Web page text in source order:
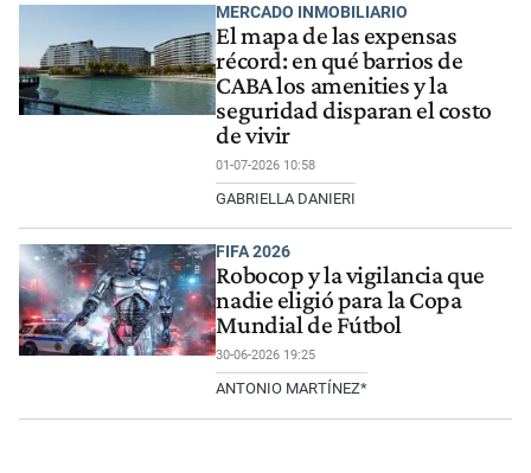
MERCADO INMOBILIARIO
El mapa de las expensas
récord: en qué barrios de
CABA los amenities y la
seguridad disparan el costo
de vivir
01-07-2026 10:58
GABRIELLA DANIERI
FIFA 2026
Robocop y la vigilancia que
nadie eligió para la Copa
Mundial de Fútbol
30-06-2026 19:25
ANTONIO MARTÍNEZ*